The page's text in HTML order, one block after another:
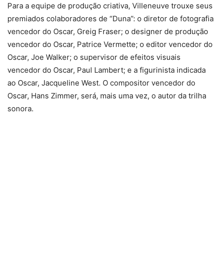
Para a equipe de produção criativa, Villeneuve trouxe seus
premiados colaboradores de “Duna”: o diretor de fotografia
vencedor do Oscar, Greig Fraser; o designer de produção
vencedor do Oscar, Patrice Vermette; o editor vencedor do
Oscar, Joe Walker; o supervisor de efeitos visuais
vencedor do Oscar, Paul Lambert; e a figurinista indicada
ao Oscar, Jacqueline West. O compositor vencedor do
Oscar, Hans Zimmer, será, mais uma vez, o autor da trilha
sonora.